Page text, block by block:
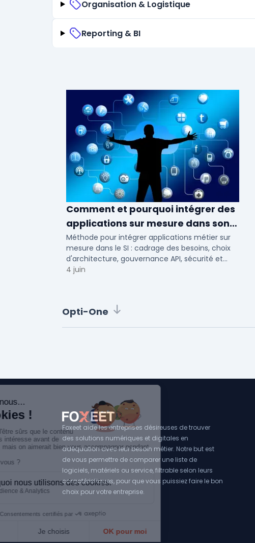
Organisation & Logistique
Reporting & BI
Comment et pourquoi intégrer des
applications sur mesure dans son
SI ?
Méthode pour intégrer applications métier sur
mesure dans le SI : cadrage des besoins, choix
d'architecture, gouvernance API, sécurité et
conduite du changement.
4 juin
Opti-One
Foxeet aide les entreprises désireuses de trouver
des solutions numériques et digitales en
adéquation avec leur besoin métier. Notre but est
de vous permettre de comparer une liste de
logiciels, matériels ou service, filtrable selon leurs
caractéristiques, pour que vous puissiez faire le bon
choix pour votre entreprise.